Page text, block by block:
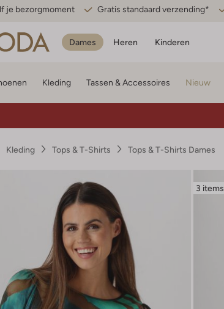
je bezorgmoment Gratis standaard verzending*
Dames Heren Kinderen
Kleding Tassen & Accessoires Nieuw
Kleding Tops & T-Shirts Tops & T-Shirts Dames
3 items